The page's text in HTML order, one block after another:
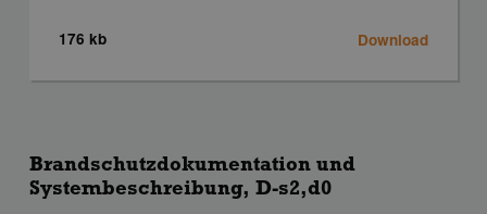
176 kb Download
Brandschutzdokumentation und
Systembeschreibung, D-s2,d0